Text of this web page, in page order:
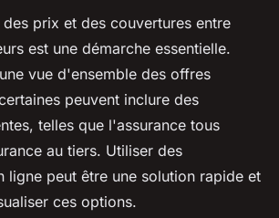
prix et des couvertures entre
est une démarche essentielle.
vue d'ensemble des offres
peuvent inclure des
telles que l'assurance tous
au tiers. Utiliser des
ligne peut être une solution rapide et
ces options.